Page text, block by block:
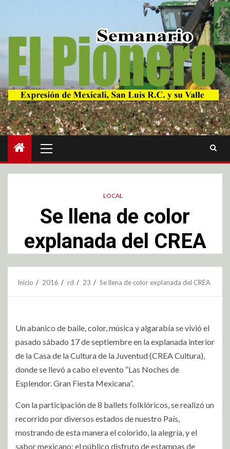
LOCAL
Se llena de color
explanada del CREA
Inicio 2016 rd 23 Se llena de color explanada del CREA
Un abanico de baile, color, música y algarabía se vivió el
pasado sábado 17 de septiembre en la explanada interior
de la Casa de la Cultura de la Juventud (CREA Cultura),
donde se llevó a cabo el evento “Las Noches de
Esplendor. Gran Fiesta Mexicana”.
Con la participación de 8 ballets folklóricos, se realizó un
recorrido por diversos estados de nuestro País,
mostrando de esta manera el colorido, la alegría, y el
sabor mexicano; el público disfruto de estampas de